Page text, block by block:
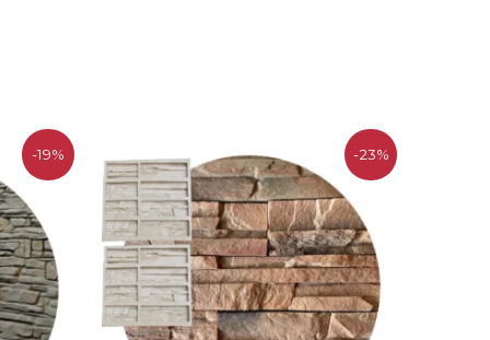
-19% -23%
precio
original
era:
$110.908.
precio
actual
es:
$85.000.